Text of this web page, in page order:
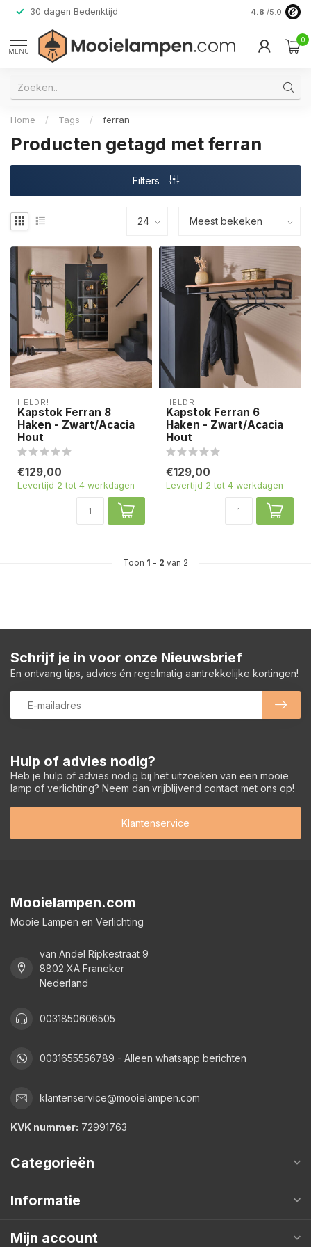
30 dagen Bedenktijd Verzending
4.8 /5.0
MENU
0
Home / Tags / ferran
Producten getagd met ferran
Filters
HELDR!
Kapstok Ferran 8
Haken - Zwart/Acacia
Hout
€129,00
Levertijd 2 tot 4 werkdagen
HELDR!
Kapstok Ferran 6
Haken - Zwart/Acacia
Hout
€129,00
Levertijd 2 tot 4 werkdagen
Toon 1 - 2 van 2
Hulp of advies nodig?
Heb je hulp of advies nodig bij het uitzoeken van een mooie
lamp of verlichting? Neem dan vrijblijvend contact met ons op!
Klantenservice
Schrijf je in voor onze Nieuwsbrief
En ontvang tips, advies én regelmatig aantrekkelijke kortingen!
Mooielampen.com
Mooie Lampen en Verlichting
van Andel Ripkestraat 9
8802 XA Franeker
Nederland
0031850606505
0031655556789 - Alleen whatsapp berichten
klantenservice@mooielampen.com
KVK nummer: 72991763
Categorieën
Informatie
Mijn account